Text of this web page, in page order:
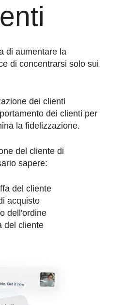
di aumentare la
di concentrarsi solo sui
dei clienti
dei clienti per
la fidelizzazione.
del cliente di
sapere:
del cliente
acquisto
dell'ordine
del cliente